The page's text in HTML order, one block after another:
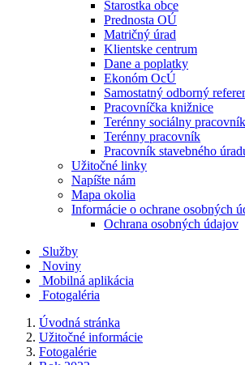
Starostka obce
Prednosta OÚ
Matričný úrad
Klientske centrum
Dane a poplatky
Ekonóm OcÚ
Samostatný odborný
Pracovníčka knižnice
Terénny sociálny pracovník
Terénny pracovník
Pracovník stavebného
Užitočné linky
Napíšte nám
Mapa okolia
Informácie o ochrane osobných
Ochrana osobných údajov
Služby
Noviny
Mobilná aplikácia
Fotogaléria
Úvodná stránka
Užitočné informácie
Fotogalérie